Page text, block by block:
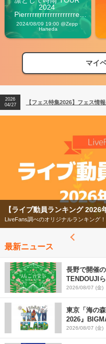
2024
Pierrrrrrrrrrrrrrrrrrrre
Vibes
2024/08/09 19:00 @Zepp
Haneda
マイ
【フェス特集2026】フェス情報
【ライブ動員ランキング】
2026
04/27
【フェス特集2026】フェス情
2026
【フェス特集2026】
今年もフェスの季節がやってきた！
最新ニュース
長野で開催
TENDOUJI
発表
2026/08/07 (金)
東京「海の
2026』
発表 ワーク
2026/08/07 (金)